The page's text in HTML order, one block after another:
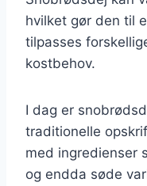
hvilket gør den til
tilpasses
kostbehov.
I dag er
traditionelle
med ingredienser
og endda søde